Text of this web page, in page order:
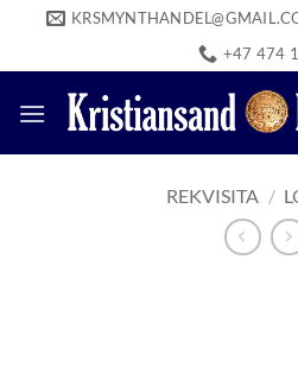
content
+47 474
REKVISITA /